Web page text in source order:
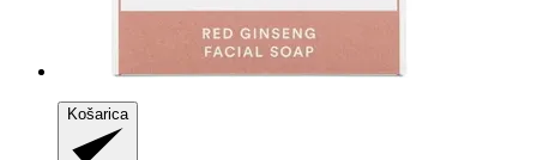
Košarica